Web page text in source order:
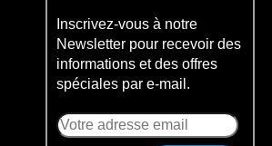
Inscrivez-vous à notre
Newsletter pour recevoir des
informations et des offres
spéciales par e-mail.